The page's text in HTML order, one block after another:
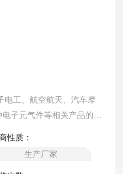
子元气件等相关产品的零
箱规格（单位:mm）：
450&#215;450&#2
性质：
生产厂家